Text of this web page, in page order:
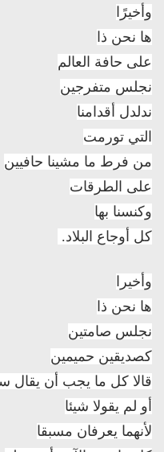
وأخيرًا
ها نحن ذا
على حافة العالم
نجلس متفرجين
ندلدل أقدامنا
التي تورمت
من فرط ما مشينا حافيين
على الطرقات
وكنسنا بها
كل أوجاع البلاد.
وأخيرا
ها نحن ذا
نجلس صامتين
كصديقين حميمين
قالا كل ما يجب أن يقال
أو لم يقولا شيئا
لأنهما يعرفان مسبقا